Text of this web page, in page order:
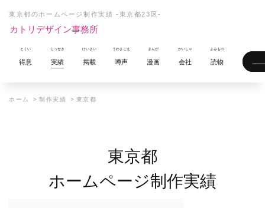
東京都のホームページ制作実績 -東京都23区-
カトリデザイン事務所
得意 実績 掲載 噂声 漫画 会社 読物
ホーム 制作実績 東京都
東京都
ホームページ制作実績